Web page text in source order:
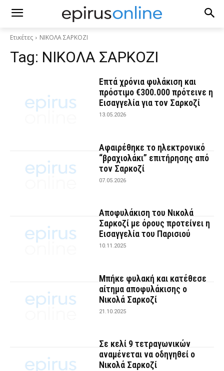
Ετικέτες ΝΙΚΟΛΑ ΣΑΡΚΟΖΙ
Tag: ΝΙΚΟΛΑ ΣΑΡΚΟΖΙ
Επτά χρόνια φυλάκιση και
πρόστιμο €300.000 πρότεινε η
Εισαγγελία για τον Σαρκοζί
13.05.2026
Αφαιρέθηκε το ηλεκτρονικό
“βραχιολάκι” επιτήρησης από
τον Σαρκοζί
07.05.2026
Αποφυλάκιση του Νικολά
Σαρκοζί με όρους προτείνει η
Εισαγγελία του Παρισιού
10.11.2025
Μπήκε φυλακή και κατέθεσε
αίτημα αποφυλάκισης ο
Νικολά Σαρκοζί
21.10.2025
Σε κελί 9 τετραγωνικών
αναμένεται να οδηγηθεί ο
Νικολά Σαρκοζί